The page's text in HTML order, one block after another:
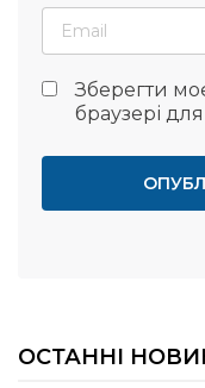
Зберегти
браузері
ОСТАННІ